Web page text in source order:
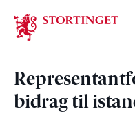
Stortinget.no
bidrag til